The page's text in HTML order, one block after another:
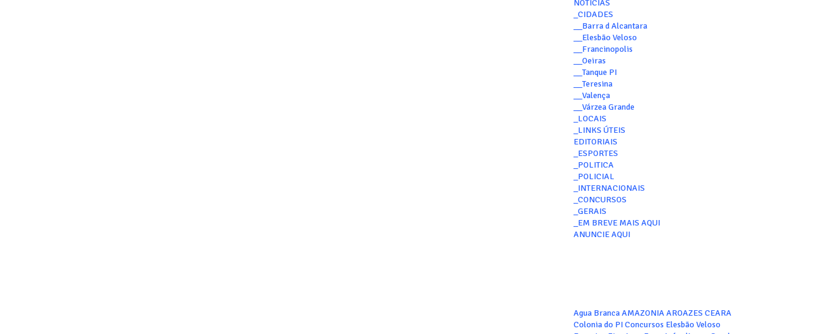
NOTÍCIAS
_CIDADES
__Barra d Alcantara
__Elesbão Veloso
__Francinopolis
__Oeiras
__Tanque PI
__Teresina
__Valença
__Várzea Grande
_LOCAIS
_LINKS ÚTEIS
EDITORIAIS
_ESPORTES
_POLITICA
_POLICIAL
_INTERNACIONAIS
_CONCURSOS
_GERAIS
_EM BREVE MAIS AQUI
ANUNCIE AQUI
Agua Branca AMAZONIA AROAZES CEARA
Colonia do PI Concursos Elesbão Veloso